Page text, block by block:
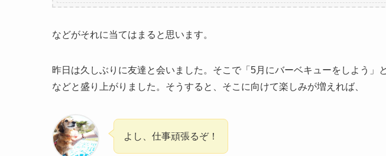
などがそれに当てはまると思います。
昨日は久しぶりに友達と会いました。そこで「5月にバーベキューをしよう」
などと盛り上がりました。そうすると、そこに向けて楽しみが増えれば、
よし、仕事頑張るぞ！